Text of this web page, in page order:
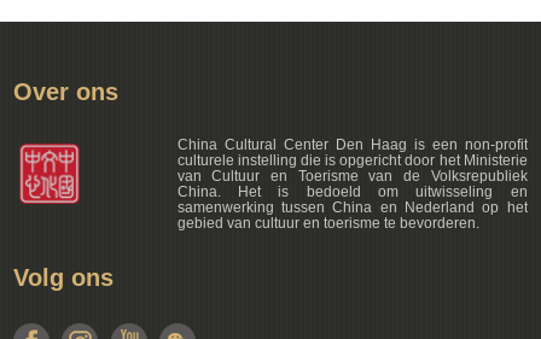
Over ons
China Cultural Center Den Haag is een non-profit
culturele instelling die is opgericht door het Ministerie
van Cultuur en Toerisme van de Volksrepubliek
China. Het is bedoeld om uitwisseling en
samenwerking tussen China en Nederland op het
gebied van cultuur en toerisme te bevorderen.
Volg ons